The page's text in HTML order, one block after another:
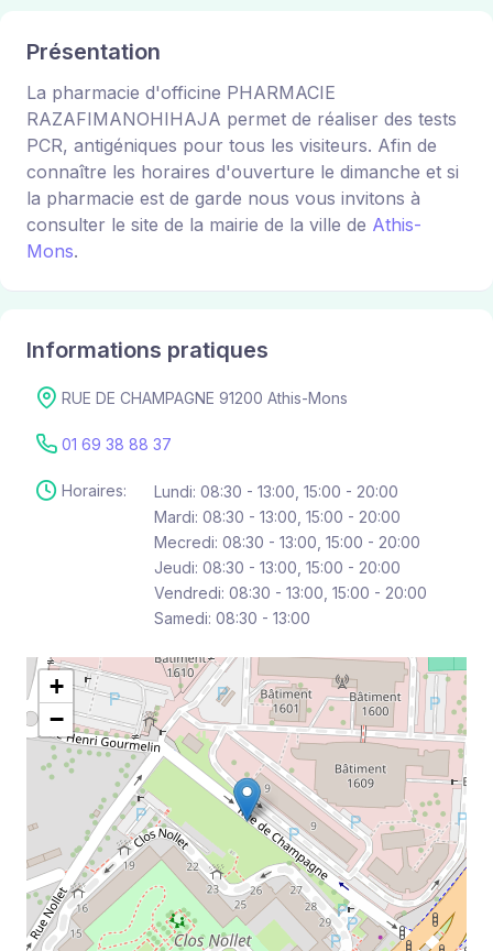
Présentation
La pharmacie d'officine PHARMACIE
RAZAFIMANOHIHAJA permet de réaliser des tests
PCR, antigéniques pour tous les visiteurs. Afin de
connaître les horaires d'ouverture le dimanche et si
la pharmacie est de garde nous vous invitons à
consulter le site de la mairie de la ville de Athis-
Mons.
Informations pratiques
RUE DE CHAMPAGNE 91200 Athis-Mons
01 69 38 88 37
Horaires:
Lundi: 08:30 - 13:00, 15:00 - 20:00
Mardi: 08:30 - 13:00, 15:00 - 20:00
Mecredi: 08:30 - 13:00, 15:00 - 20:00
Jeudi: 08:30 - 13:00, 15:00 - 20:00
Vendredi: 08:30 - 13:00, 15:00 - 20:00
Samedi: 08:30 - 13:00
+
−